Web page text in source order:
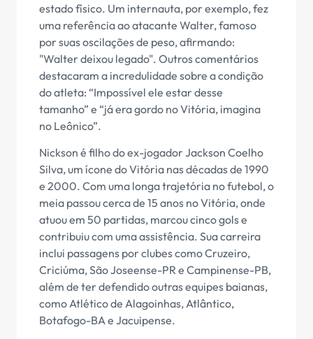
estado físico. Um internauta, por exemplo, fez
uma referência ao atacante Walter, famoso
por suas oscilações de peso, afirmando:
"Walter deixou legado". Outros comentários
destacaram a incredulidade sobre a condição
do atleta: “Impossível ele estar desse
tamanho” e “já era gordo no Vitória, imagina
no Leônico”.
Nickson é filho do ex-jogador Jackson Coelho
Silva, um ícone do Vitória nas décadas de 1990
e 2000. Com uma longa trajetória no futebol, o
meia passou cerca de 15 anos no Vitória, onde
atuou em 50 partidas, marcou cinco gols e
contribuiu com uma assistência. Sua carreira
inclui passagens por clubes como Cruzeiro,
Criciúma, São Joseense-PR e Campinense-PB,
além de ter defendido outras equipes baianas,
como Atlético de Alagoinhas, Atlântico,
Botafogo-BA e Jacuipense.